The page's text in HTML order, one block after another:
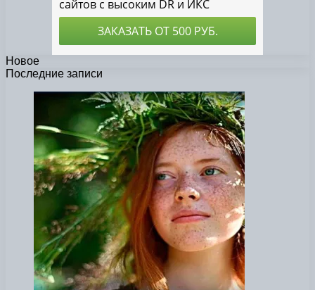
Новое
Последние записи